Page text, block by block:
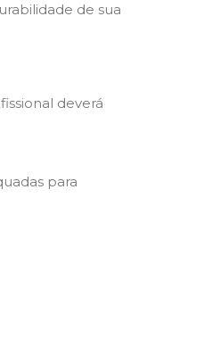
de sua
deverá
para